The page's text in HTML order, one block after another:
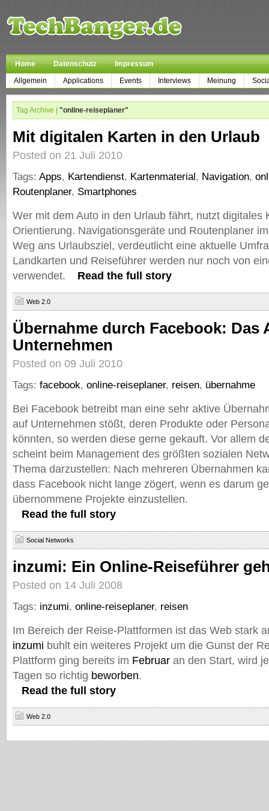
Home Datenschutz
Impressum
Allgemein
Applications Events Interviews Meinung
Tag Archive | "online-reiseplaner"
Mit digitalen Karten in den Urlaub
Posted on 21 Juli 2010
Tags: Apps, Kartendienst, Kartenmaterial, Navigation,
Routenplaner, Smartphones
Wer mit dem Auto in den Urlaub fährt, nutzt digitales
Orientierung. Navigationsgeräte und Routenplaner
Weg ans Urlaubsziel, verdeutlicht eine aktuelle
Landkarten und Reiseführer werden nur noch von
verwendet.
Read the full story
Web 2.0
Übernahme durch Facebook: Das
Unternehmen
Posted on 09 Juli 2010
Tags: facebook, online-reiseplaner, reisen, übernahme
Bei Facebook betreibt man eine sehr aktive
auf Unternehmen stößt, deren Produkte oder
könnten, so werden diese gerne gekauft. Vor allem
scheint beim Management des größten sozialen
Thema darzustellen: Nach mehreren Übernahmen
dass Facebook nicht lange zögert, wenn es darum
übernommene Projekte einzustellen.
Read the full story
Social Networks
inzumi: Ein Online-Reiseführer
Posted on 14 Juli 2008
Tags: inzumi, online-reiseplaner, reisen
Im Bereich der Reise-Plattformen ist das Web stark
inzumi buhlt ein weiteres Projekt um die Gunst der
Plattform ging bereits im Februar an den Start, wird
Tagen so richtig beworben.
Read the full story
Web 2.0